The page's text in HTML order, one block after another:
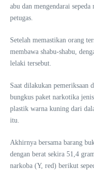
abu dan mengendarai
petugas.
Setelah memastikan orang
membawa shabu-shabu,
lelaki tersebut.
Saat dilakukan pemeriksaan
bungkus paket narkotika
plastik warna kuning dari
itu.
Akhirnya bersama barang
dengan berat sekira 51,4
narkoba (Y, red) berikut